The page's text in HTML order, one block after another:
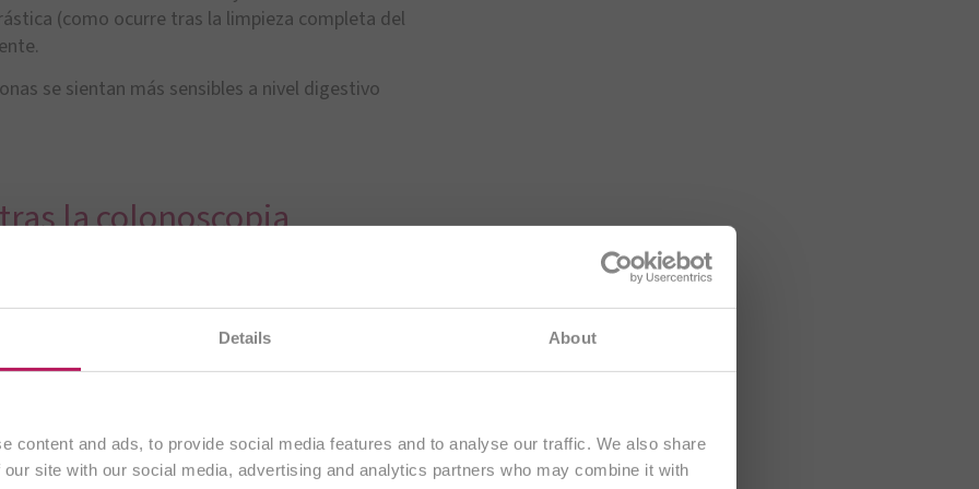
Details About
content and ads, to provide social media features and to analyse our traffic. We also share
site with our social media, advertising and analytics partners who may combine it with
(como ocurre tras la limpieza completa del
se sientan más sensibles a nivel digestivo
la colonoscopia
nuestro sitio web en español
. Todo el contenido está dirigido
exclusivamente a clientes deEspaña.